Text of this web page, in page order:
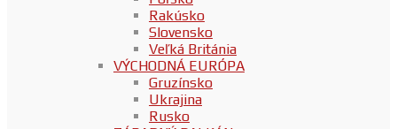
Rakúsko
Slovensko
Veľká Británia
VÝCHODNÁ EURÓPA
Gruzínsko
Ukrajina
Rusko